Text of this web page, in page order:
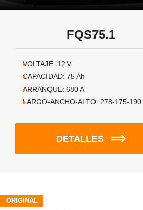
FQS75.1
VOLTAJE: 12 V
CAPACIDAD: 75Ah
ARRANQUE: 680A
LARGO-ANCHO-ALTO: 278-175-190
DETALLES
ORIGINAL